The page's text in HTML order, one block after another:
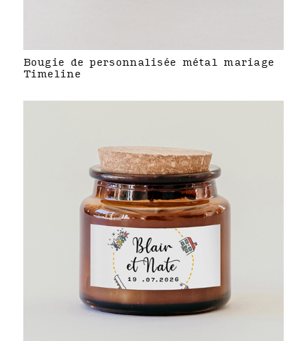
Bougie de personnalisée métal mariage
Timeline